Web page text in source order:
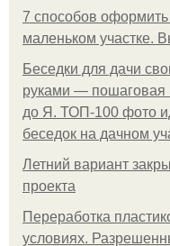
7 способов
маленьком участке.
Беседки для дачи
руками — пошаговая
до Я. ТОП-100 фото
беседок на дачном
Летний вариант
проекта
Переработка
условиях.